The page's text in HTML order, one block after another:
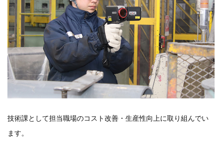
技術課として担当職場のコスト改善・生産性向上に取り組んでい
ます。